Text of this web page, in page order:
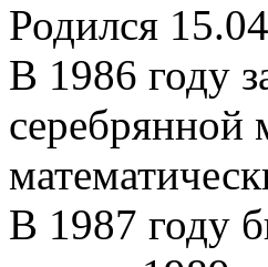
Родился
В 1986 году
серебрянной
В 1987 году